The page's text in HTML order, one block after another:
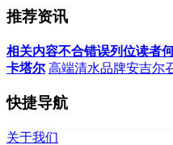
推荐资讯
相关内容不合错误列位读者
卡塔尔 高端清水品牌安吉尔
快捷导航
关于我们